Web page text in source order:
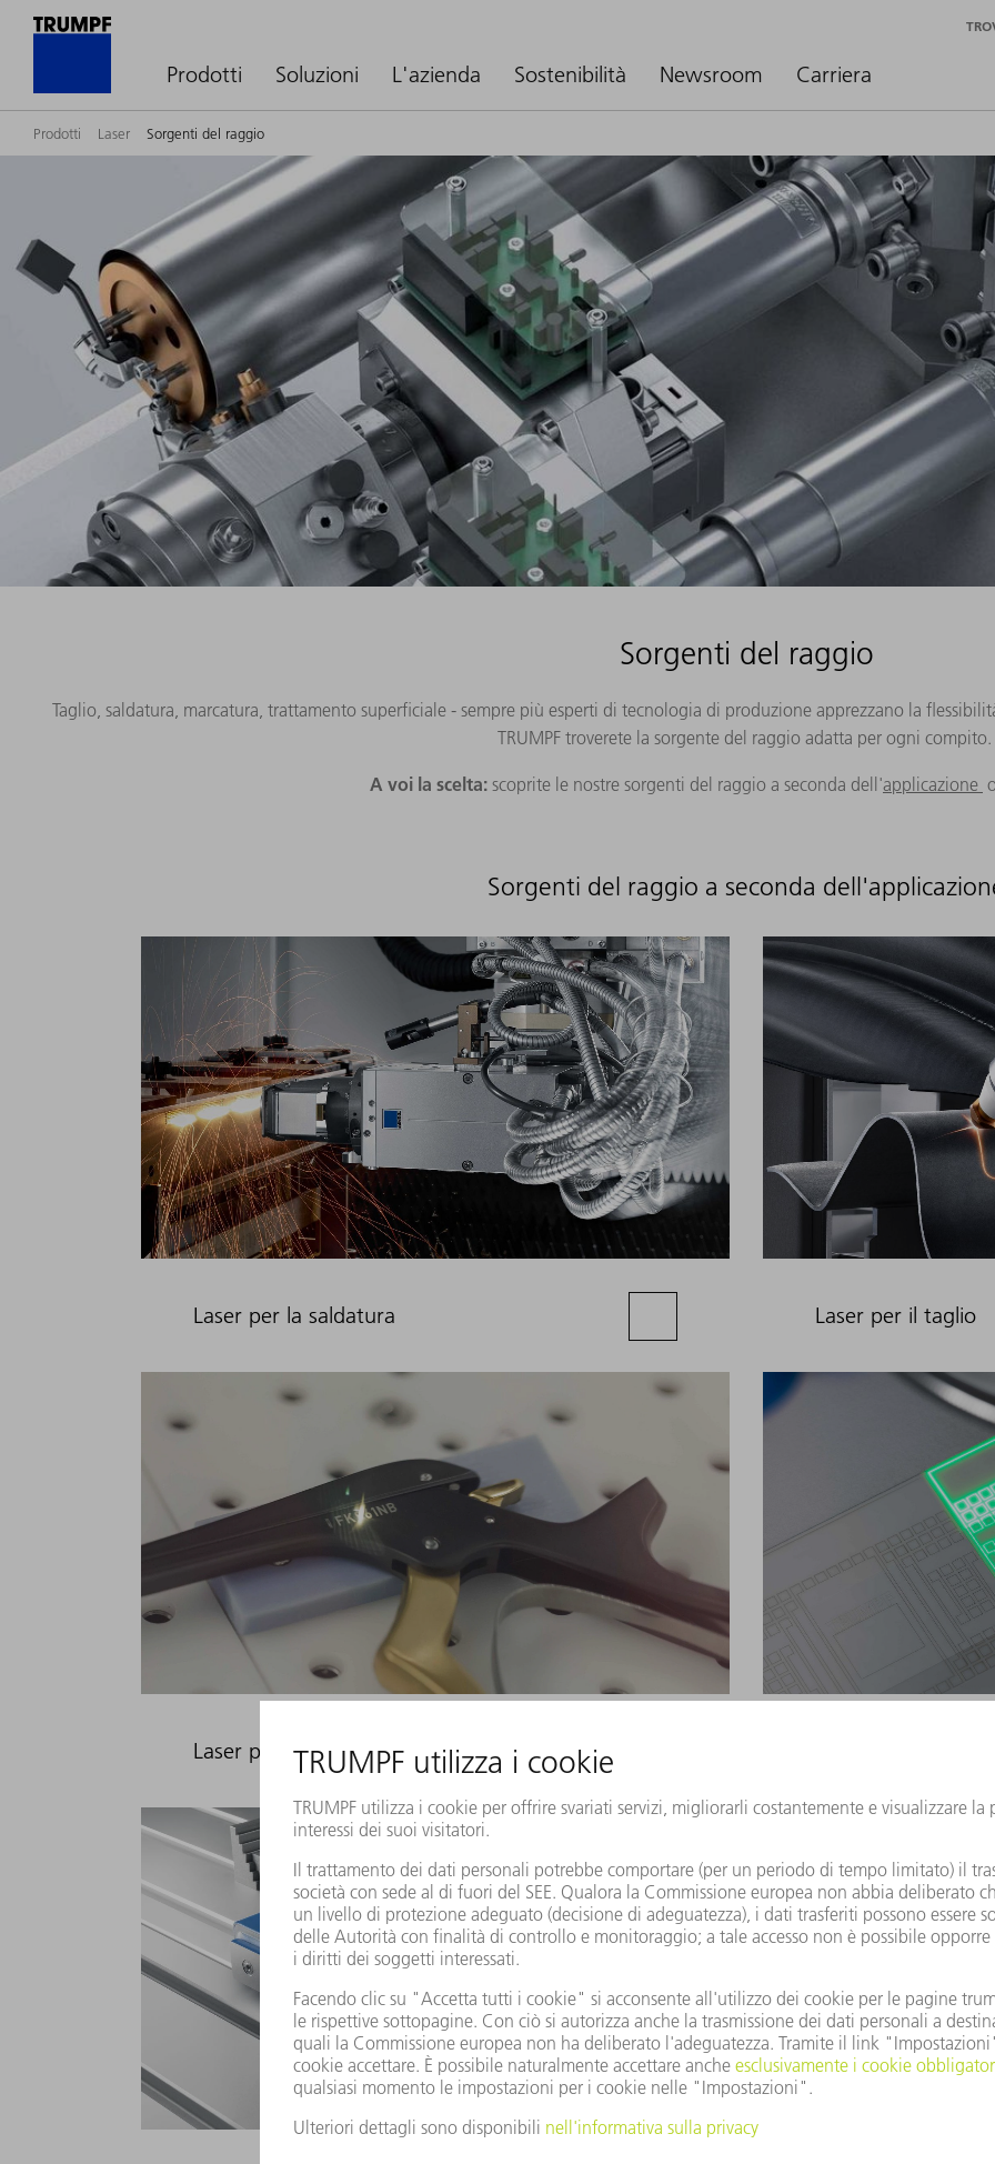
Prodotti Soluzioni L'azienda Sostenibilità Newsroom Carriera
Prodotti Laser Sorgenti del raggio
Sorgenti del raggio
Taglio, saldatura, marcatura, trattamento superficiale - sempre più esperti di tecnologia di produzione apprezzano la
TRUMPF troverete la sorgente del raggio adatta per ogni compito.
A voi la scelta: scoprite le nostre sorgenti del raggio a seconda dell'applicazione
Sorgenti del raggio a seconda
Laser per la saldatura Laser per il taglio
Laser per la marcatura